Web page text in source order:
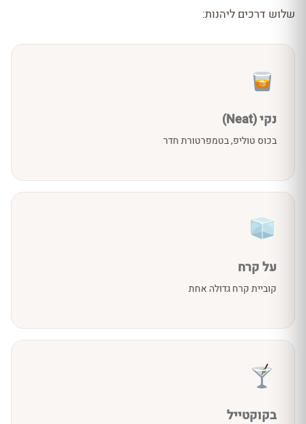
שלוש דרכים ליהנות:
נקי (Neat)
בכוס טוליפ, בטמפרטורת חדר
על קרח
קוביית קרח גדולה אחת
בקוקטייל